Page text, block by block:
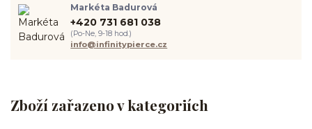
Zboží zařazeno v kategoriích
Markéta Badurová
+420 731 681 038
(Po-Ne, 9-18 hod.)
info@infinitypierce.cz